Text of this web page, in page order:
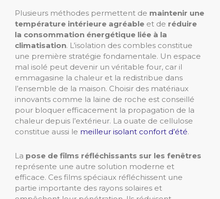
Plusieurs méthodes permettent de maintenir une
température intérieure agréable et de réduire
la consommation énergétique liée à la
climatisation. L’isolation des combles constitue
une première stratégie fondamentale. Un espace
mal isolé peut devenir un véritable four, car il
emmagasine la chaleur et la redistribue dans
l’ensemble de la maison. Choisir des matériaux
innovants comme la laine de roche est conseillé
pour bloquer efficacement la propagation de la
chaleur depuis l’extérieur. La ouate de cellulose
constitue aussi le meilleur isolant confort d’été.
La pose de films réfléchissants sur les fenêtres
représente une autre solution moderne et
efficace. Ces films spéciaux réfléchissent une
partie importante des rayons solaires et